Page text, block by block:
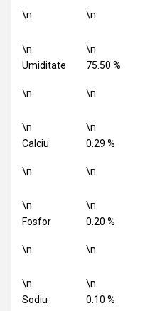
\n \n
\n
Umiditate
\n
\n
75.50 %
\n
\n
Calciu
\n
\n
0.29 %
\n
\n
Fosfor
\n
\n
0.20 %
\n
\n
Sodiu
\n
0.10 %